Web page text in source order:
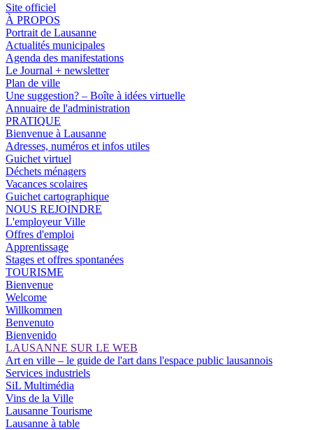
Site officiel
À PROPOS
Portrait de Lausanne
Actualités municipales
Agenda des manifestations
Le Journal + newsletter
Plan de ville
Une suggestion? – Boîte à idées virtuelle
Annuaire de l'administration
PRATIQUE
Bienvenue à Lausanne
Adresses, numéros et infos utiles
Guichet virtuel
Déchets ménagers
Vacances scolaires
Guichet cartographique
NOUS REJOINDRE
L'employeur Ville
Offres d'emploi
Apprentissage
Stages et offres spontanées
TOURISME
Bienvenue
Welcome
Willkommen
Benvenuto
Bienvenido
LAUSANNE SUR LE WEB
Art en ville – le guide de l'art dans l'espace public lausannois
Services industriels
SiL Multimédia
Vins de la Ville
Lausanne Tourisme
Lausanne à table